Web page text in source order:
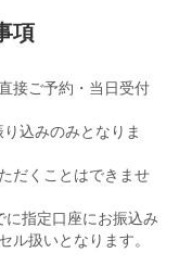
項
接ご予約・当日受付
込みのみとなりま
だくことはできませ
指定口座にお振込み
ル扱いとなります。